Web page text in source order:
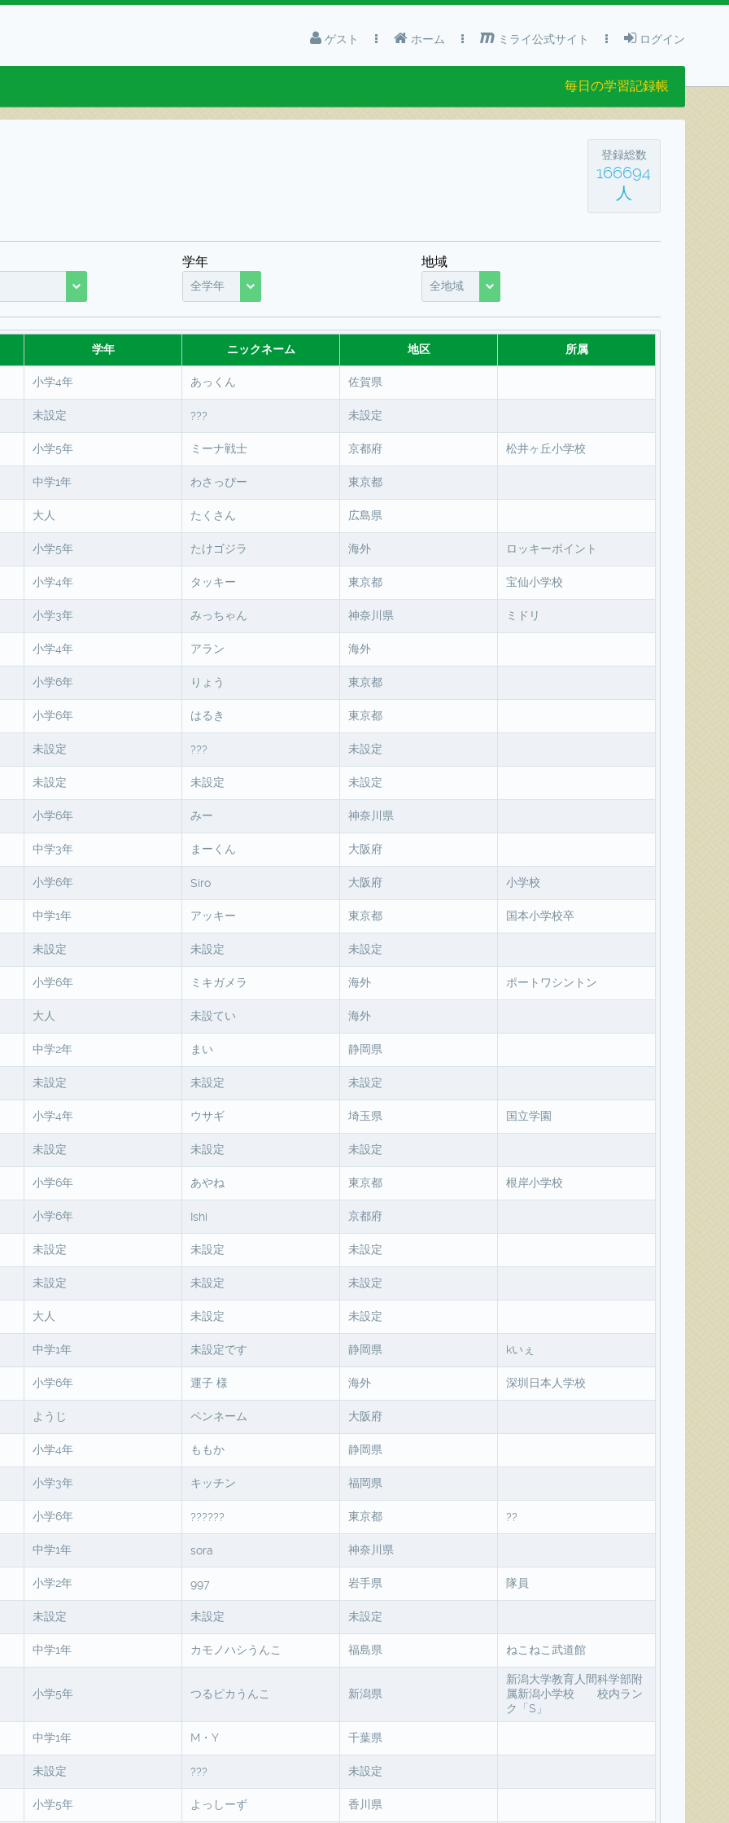
ログイン
ミライ公式サイト
ホーム
ゲスト
毎日の学習記録帳
登録総数
166694
人
学年
全学年
地域
全地域
学年 ニックネーム 地区 所属
小学4年 あっくん 佐賀県
未設定 ??? 未設定
小学5年 ミーナ戦士 京都府 松井ヶ丘小学校
中学1年 わさっぴー 東京都
大人 たくさん 広島県
小学5年 たけゴジラ 海外 ロッキーポイント
小学4年 タッキー 東京都 宝仙小学校
小学3年 みっちゃん 神奈川県 ミドリ
小学4年 アラン 海外
小学6年 りょう 東京都
小学6年 はるき 東京都
未設定 ??? 未設定
未設定 未設定 未設定
小学6年 みー 神奈川県
中学3年 まーくん 大阪府
小学6年 Siro 大阪府 小学校
中学1年 アッキー 東京都 国本小学校卒
未設定 未設定 未設定
小学6年 ミキガメラ 海外 ポートワシントン
大人 未設てい 海外
中学2年 まい 静岡県
未設定 未設定 未設定
小学4年 ウサギ 埼玉県 国立学園
未設定 未設定 未設定
小学6年 あやね 東京都 根岸小学校
小学6年 Ishi 京都府
未設定 未設定 未設定
未設定 未設定 未設定
大人 未設定 未設定
中学1年 未設定です 静岡県 kいぇ
小学6年 運子 様 海外 深圳日本人学校
ようじ ペンネーム 大阪府
小学4年 ももか 静岡県
小学3年 キッチン 福岡県
小学6年 ?????? 東京都 ??
中学1年 sora 神奈川県
小学2年 997 岩手県 隊員
未設定 未設定 未設定
中学1年 カモノハシうんこ 福島県 ねこねこ武道館
小学5年 つるピカうんこ 新潟県
新潟大学教育人間科学部附
属新潟小学校 校内ラン
ク「S」
中学1年 M・Y 千葉県
未設定 ??? 未設定
小学5年 よっしーず 香川県